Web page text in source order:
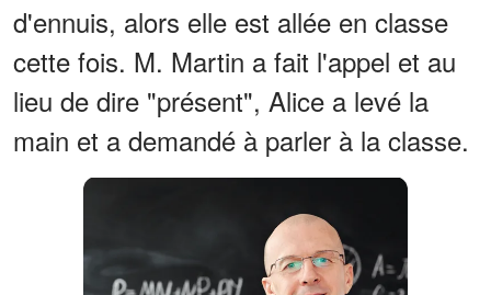
d'ennuis, alors elle est allée en classe
cette fois. M. Martin a fait l'appel et au
lieu de dire "présent", Alice a levé la
main et a demandé à parler à la classe.